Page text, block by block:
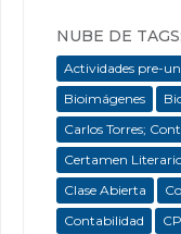
NUBE DE TAGS:
Actividades pre-
Bioimágenes
Carlos Torres;
Certamen
Clase Abierta
Contabilidad